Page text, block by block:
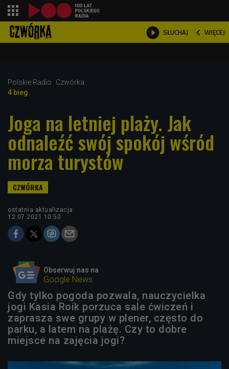
 SŁUCHAJ  WIĘCEJ

Polskie Radio
Czwórka
4 bieg
Joga na letniej plaży. Jak
odnaleźć swój spokój wśród
morza turystów
ostatnia aktualizacja:
12.07.2021 10:50
Obserwuj nas na
Google News
Gdy tylko pogoda pozwala, nauczycielka
jogi Kasia Roik porzuca sale ćwiczeń i
zaprasza swe grupy w plener, często do
parku, a latem na plażę. Czy to dobre
miejsce na zajęcia jogi?